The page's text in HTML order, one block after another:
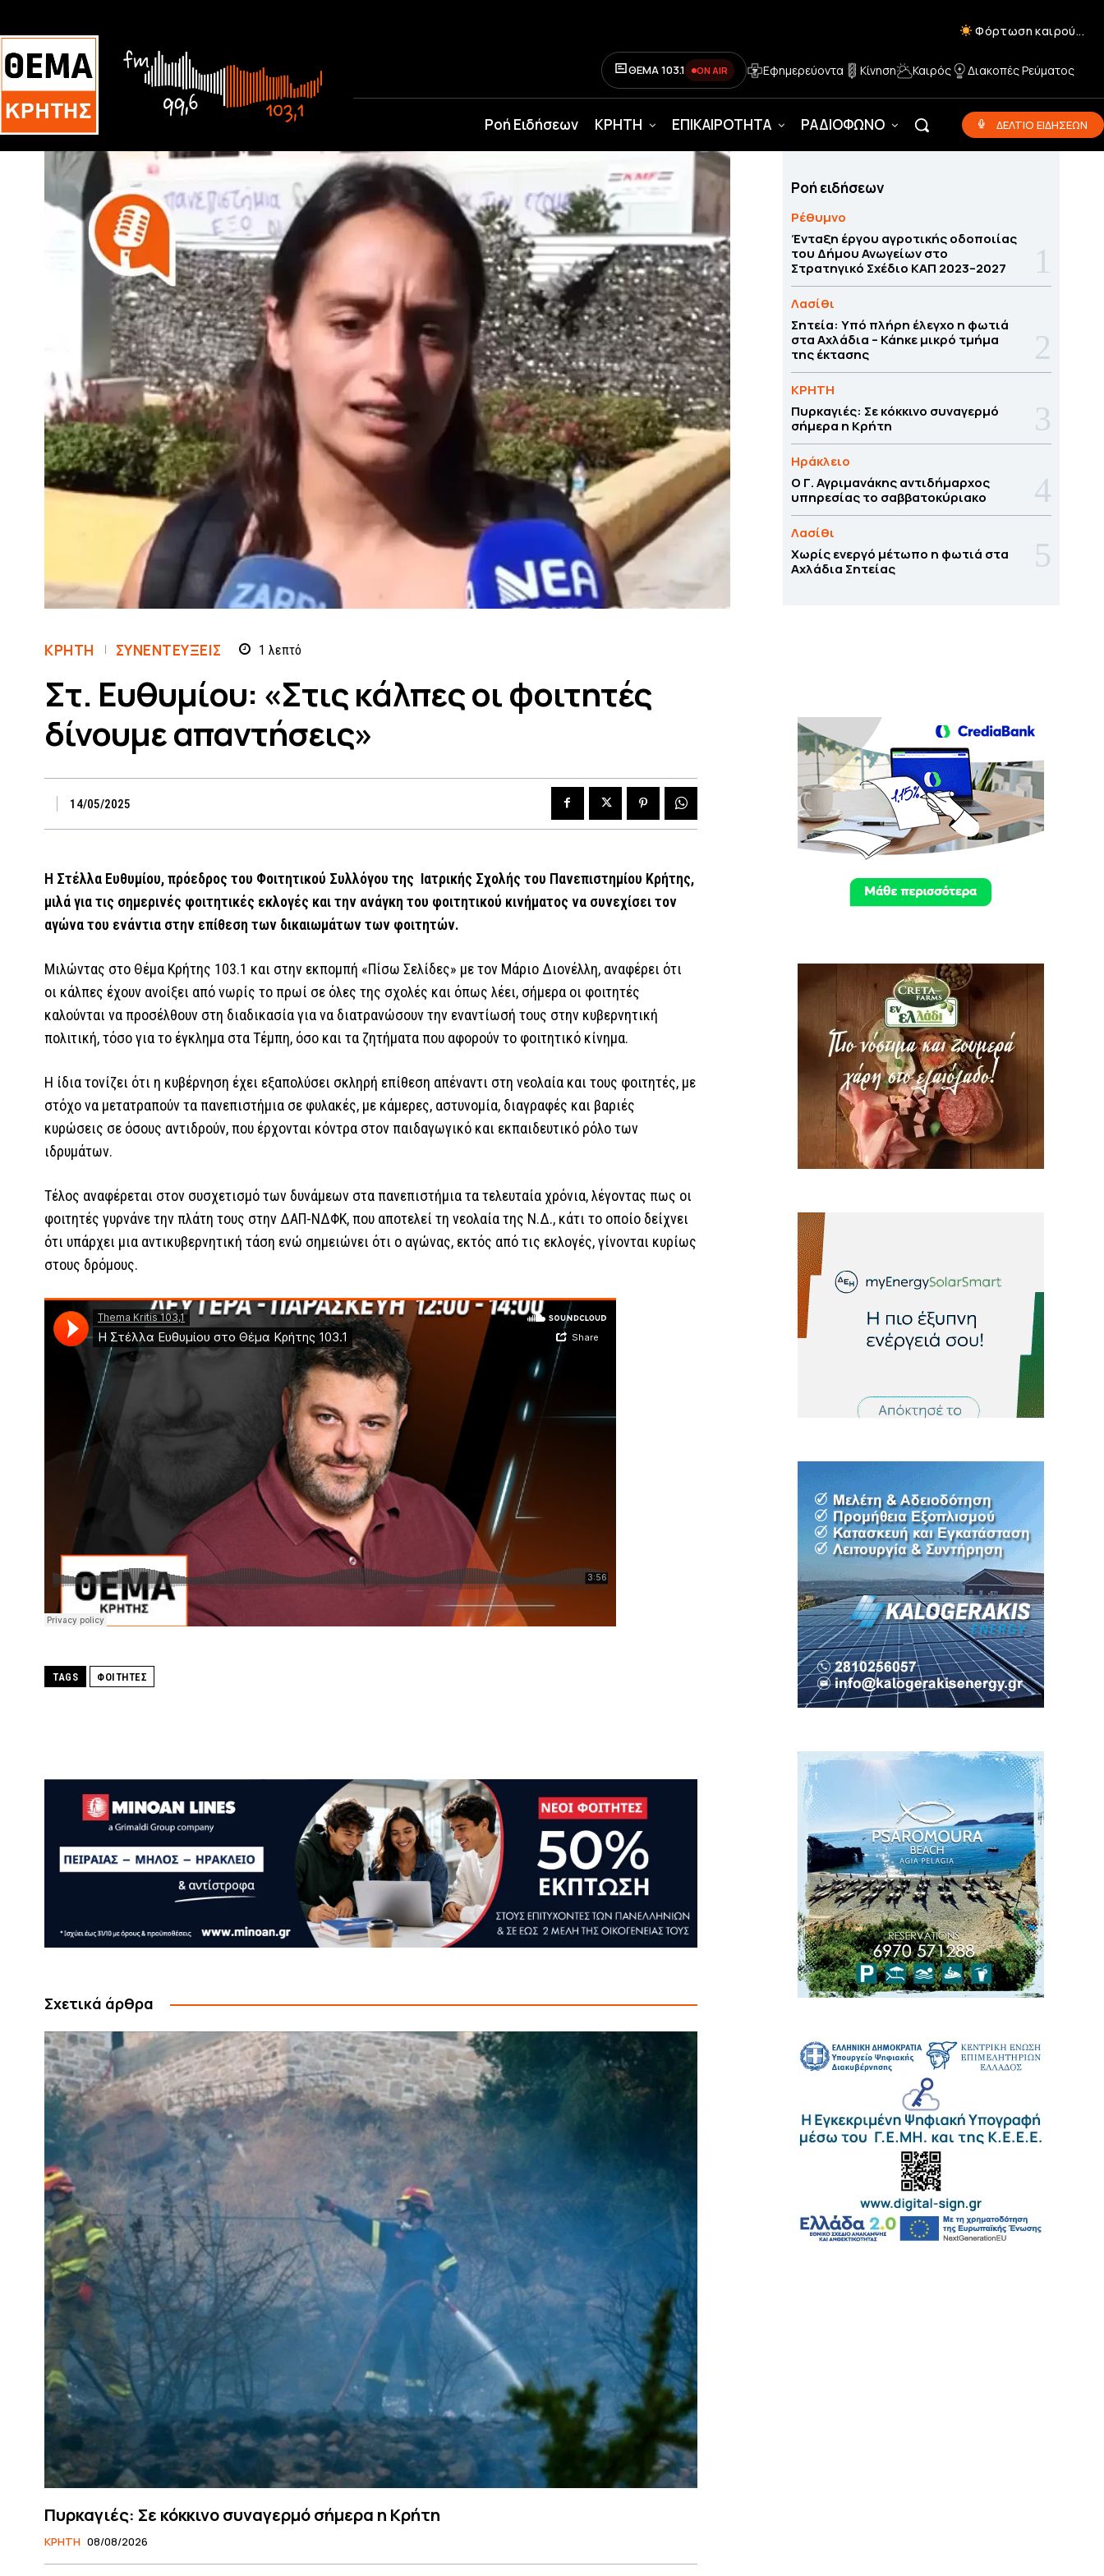
Φόρτωση καιρού...
ΘΕΜΑ 103.1 ON AIR Εφημερεύοντα Κίνηση Καιρός Διακοπές Ρεύματος
Ροή Ειδήσεων ΚΡΗΤΗ ΕΠΙΚΑΙΡΟΤΗΤΑ ΡΑΔΙΟΦΩΝΟ ΔΕΛΤΙΟ ΕΙΔΗΣΕΩΝ
ΚΡΗΤΗ ΣΥΝΕΝΤΕΎΞΕΙΣ 1 λεπτό
Στ. Ευθυμίου: «Στις κάλπες οι φοιτητές
δίνουμε απαντήσεις»
14/05/2025
Η Στέλλα Ευθυμίου, πρόεδρος του Φοιτητικού Συλλόγου της Ιατρικής Σχολής του Πανεπιστημίου Κρήτης,
μιλά για τις σημερινές φοιτητικές εκλογές και την ανάγκη του φοιτητικού κινήματος να συνεχίσει τον
αγώνα του ενάντια στην επίθεση των δικαιωμάτων των φοιτητών.
Μιλώντας στο Θέμα Κρήτης 103.1 και στην εκπομπή «Πίσω Σελίδες» με τον Μάριο Διονέλλη, αναφέρει ότι
οι κάλπες έχουν ανοίξει από νωρίς το πρωί σε όλες της σχολές και όπως λέει, σήμερα οι φοιτητές
καλούνται να προσέλθουν στη διαδικασία για να διατρανώσουν την εναντίωσή τους στην κυβερνητική
πολιτική, τόσο για το έγκλημα στα Τέμπη, όσο και τα ζητήματα που αφορούν το φοιτητικό κίνημα.
Η ίδια τονίζει ότι η κυβέρνηση έχει εξαπολύσει σκληρή επίθεση απέναντι στη νεολαία και τους φοιτητές, με
στόχο να μετατραπούν τα πανεπιστήμια σε φυλακές, με κάμερες, αστυνομία, διαγραφές και βαριές
κυρώσεις σε όσους αντιδρούν, που έρχονται κόντρα στον παιδαγωγικό και εκπαιδευτικό ρόλο των
ιδρυμάτων.
Τέλος αναφέρεται στον συσχετισμό των δυνάμεων στα πανεπιστήμια τα τελευταία χρόνια, λέγοντας πως οι
φοιτητές γυρνάνε την πλάτη τους στην ΔΑΠ-ΝΔΦΚ, που αποτελεί τη νεολαία της Ν.Δ., κάτι το οποίο δείχνει
ότι υπάρχει μια αντικυβερνητική τάση ενώ σημειώνει ότι ο αγώνας, εκτός από τις εκλογές, γίνονται κυρίως
στους δρόμους.
TAGS ΦΟΙΤΗΤΕΣ
Σχετικά άρθρα
Πυρκαγιές: Σε κόκκινο συναγερμό σήμερα η Κρήτη
ΚΡΗΤΗ 08/08/2026
Ροή ειδήσεων
Ρέθυμνο
Ένταξη έργου αγροτικής οδοποιίας
του Δήμου Ανωγείων στο
Στρατηγικό Σχέδιο ΚΑΠ 2023–2027
Λασίθι
Σητεία: Υπό πλήρη έλεγχο η φωτιά
στα Αχλάδια – Κάηκε μικρό τμήμα
της έκτασης
ΚΡΗΤΗ
Πυρκαγιές: Σε κόκκινο συναγερμό
σήμερα η Κρήτη
Ηράκλειο
Ο Γ. Αγριμανάκης αντιδήμαρχος
υπηρεσίας το σαββατοκύριακο
Λασίθι
Χωρίς ενεργό μέτωπο η φωτιά στα
Αχλάδια Σητείας